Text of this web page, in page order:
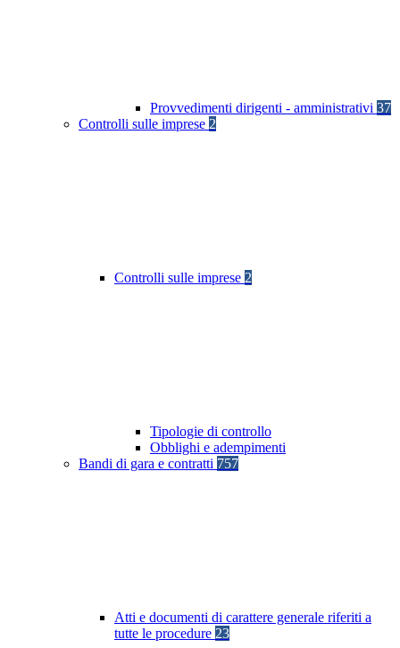
Provvedimenti dirigenti - amministrativi 37
Controlli sulle imprese 2
Controlli sulle imprese 2
Tipologie di controllo
Obblighi e adempimenti
Bandi di gara e contratti 757
Atti e documenti di carattere generale riferiti a
tutte le procedure 23